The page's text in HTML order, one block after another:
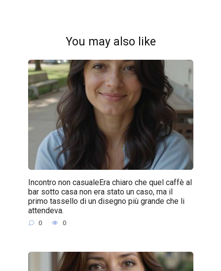
You may also like
Incontro non casualeEra chiaro che quel caffè al
bar sotto casa non era stato un caso, ma il
primo tassello di un disegno più grande che li
attendeva.
0 0